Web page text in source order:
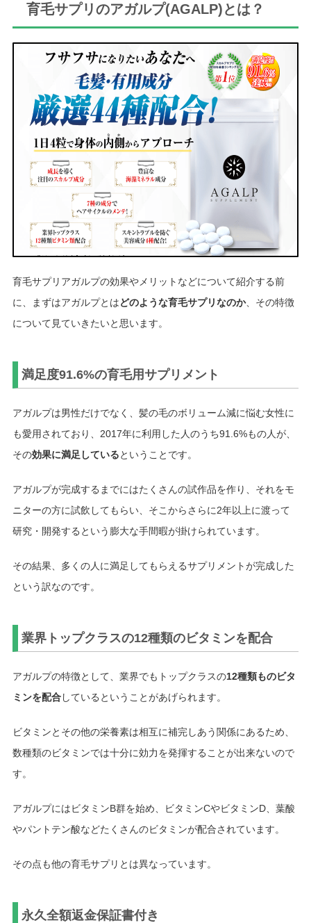
育毛サプリのアガルプ(AGALP)とは？
育毛サプリアガルプの効果やメリットなどについて紹介する前
に、まずはアガルプとはどのような育毛サプリなのか、その特徴
について見ていきたいと思います。
満足度91.6%の育毛用サプリメント
アガルプは男性だけでなく、髪の毛のボリューム減に悩む女性に
も愛用されており、2017年に利用した人のうち91.6%もの人が、
その効果に満足しているということです。
アガルプが完成するまでにはたくさんの試作品を作り、それをモ
ニターの方に試飲してもらい、そこからさらに2年以上に渡って
研究・開発するという膨大な手間暇が掛けられています。
その結果、多くの人に満足してもらえるサプリメントが完成した
という訳なのです。
業界トップクラスの12種類のビタミンを配合
アガルプの特徴として、業界でもトップクラスの12種類ものビタ
ミンを配合しているということがあげられます。
ビタミンとその他の栄養素は相互に補完しあう関係にあるため、
数種類のビタミンでは十分に効力を発揮することが出来ないので
す。
アガルプにはビタミンB群を始め、ビタミンCやビタミンD、葉酸
やパントテン酸などたくさんのビタミンが配合されています。
その点も他の育毛サプリとは異なっています。
永久全額返金保証書付き